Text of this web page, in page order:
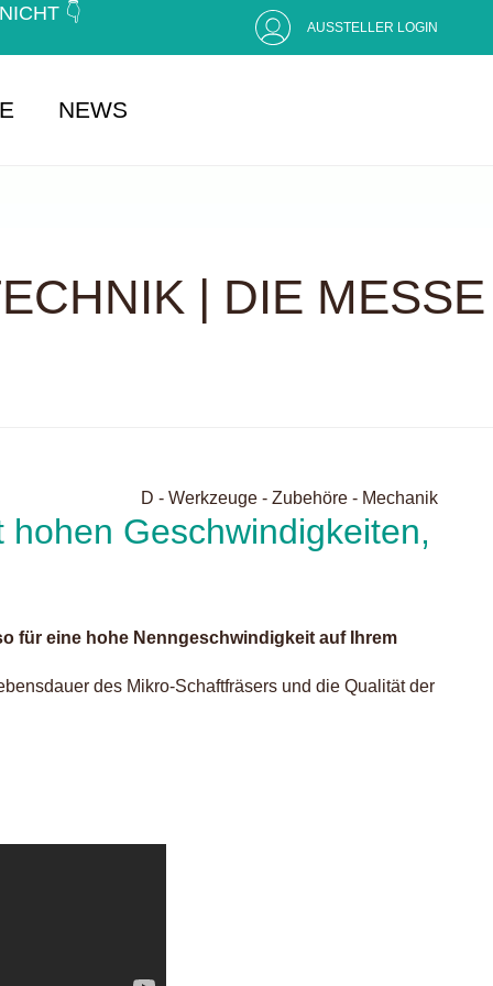
👇 (
AUSSTELLER LOGIN
NEWS
| DIE MESSE
D - Werkzeuge - Zubehöre - Mechanik
Geschwindigkeiten,
für eine hohe Nenngeschwindigkeit auf Ihrem
des Mikro-Schaftfräsers und die Qualität der